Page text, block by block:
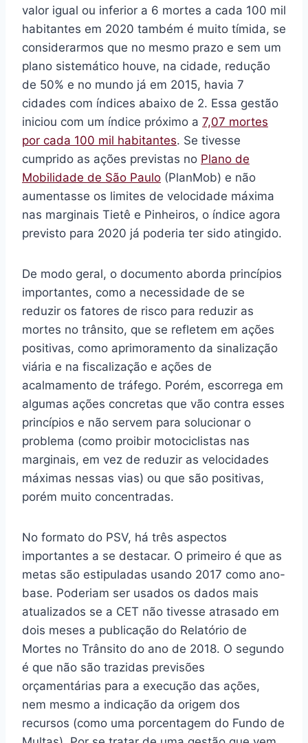
valor igual ou inferior a 6 mortes a cada 100 mil
habitantes em 2020 também é muito tímida, se
considerarmos que no mesmo prazo e sem um
plano sistemático houve, na cidade, redução
de 50% e no mundo já em 2015, havia 7
cidades com índices abaixo de 2. Essa gestão
iniciou com um índice próximo a 7,07 mortes
por cada 100 mil habitantes. Se tivesse
cumprido as ações previstas no Plano de
Mobilidade de São Paulo (PlanMob) e não
aumentasse os limites de velocidade máxima
nas marginais Tietê e Pinheiros, o índice agora
previsto para 2020 já poderia ter sido atingido.
De modo geral, o documento aborda princípios
importantes, como a necessidade de se
reduzir os fatores de risco para reduzir as
mortes no trânsito, que se refletem em ações
positivas, como aprimoramento da sinalização
viária e na fiscalização e ações de
acalmamento de tráfego. Porém, escorrega em
algumas ações concretas que vão contra esses
princípios e não servem para solucionar o
problema (como proibir motociclistas nas
marginais, em vez de reduzir as velocidades
máximas nessas vias) ou que são positivas,
porém muito concentradas.
No formato do PSV, há três aspectos
importantes a se destacar. O primeiro é que as
metas são estipuladas usando 2017 como ano-
base. Poderiam ser usados os dados mais
atualizados se a CET não tivesse atrasado em
dois meses a publicação do Relatório de
Mortes no Trânsito do ano de 2018. O segundo
é que não são trazidas previsões
orçamentárias para a execução das ações,
nem mesmo a indicação da origem dos
recursos (como uma porcentagem do Fundo de